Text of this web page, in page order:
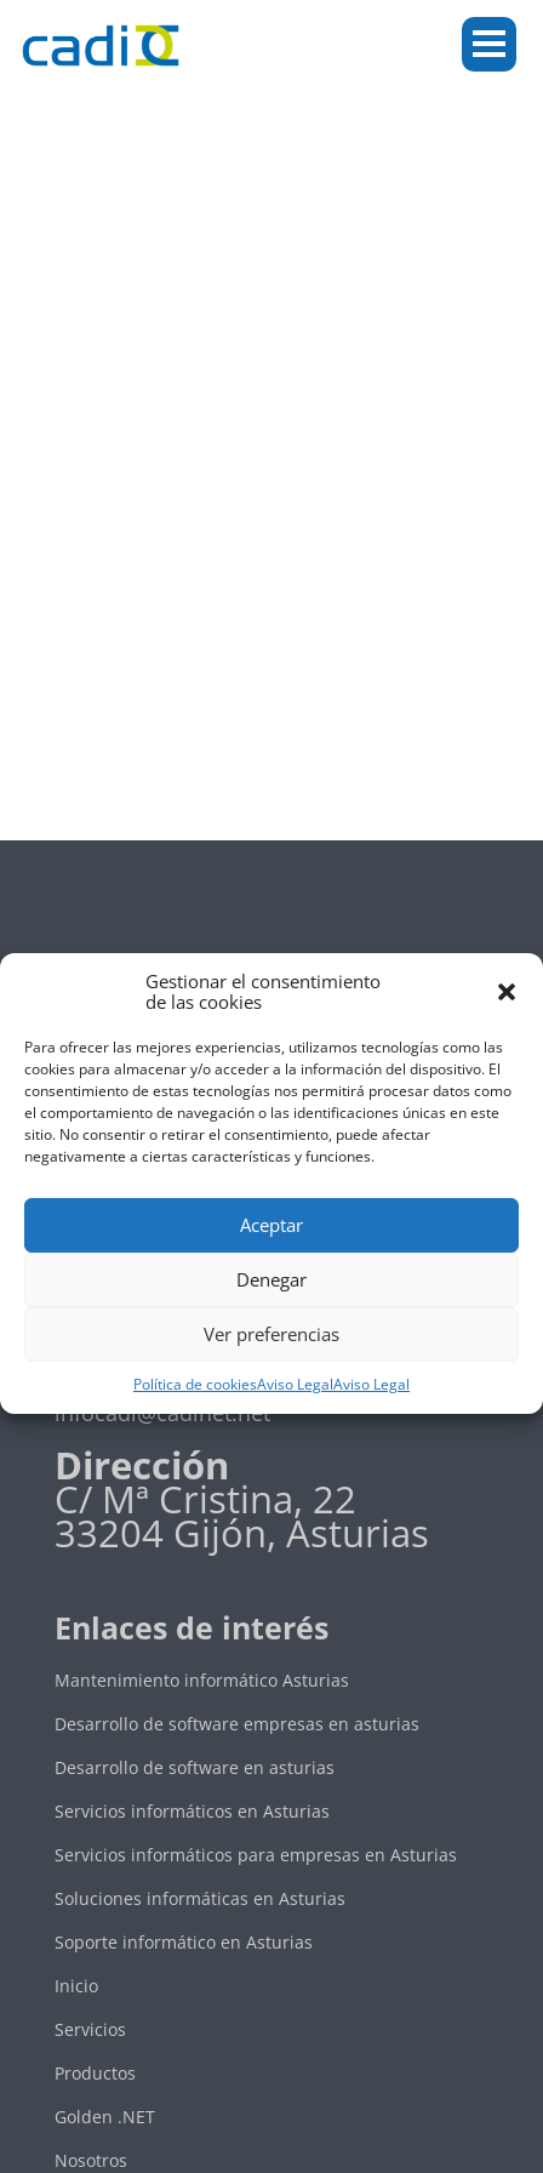
Gestionar el consentimiento
de las cookies
Para ofrecer las mejores experiencias, utilizamos tecnologías como las
cookies para almacenar y/o acceder a la información del dispositivo. El
consentimiento de estas tecnologías nos permitirá procesar datos como
el comportamiento de navegación o las identificaciones únicas en este
sitio. No consentir o retirar el consentimiento, puede afectar
negativamente a ciertas características y funciones.
Aceptar
Denegar
Ver preferencias
Política de cookiesAviso LegalAviso Legal
Aviso Legal
Política de privadidad
Política de cookies
Email
infocadi@cadinet.net
Dirección
C/ Mª Cristina, 22
33204 Gijón, Asturias
Enlaces de interés
Mantenimiento informático Asturias
Desarrollo de software empresas en asturias
Desarrollo de software en asturias
Servicios informáticos en Asturias
Servicios informáticos para empresas en Asturias
Soluciones informáticas en Asturias
Soporte informático en Asturias
Inicio
Servicios
Productos
Golden .NET
Nosotros